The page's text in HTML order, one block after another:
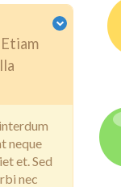
neque
et. Sed
nec